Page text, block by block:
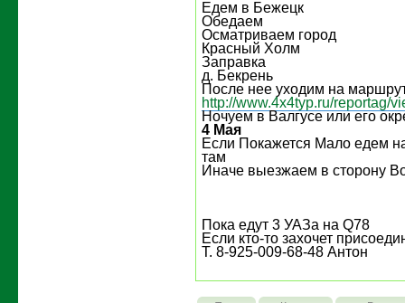
Едем в Бежецк
Обедаем
Осматриваем город
Красный Холм
Заправка
д. Бекрень
После нее уходим на
http://www.4x4typ.ru/reportag/
Ночуем в Валгусе или его
4 Мая
Если Покажется Мало едем
там
Иначе выезжаем в сторону
Пока едут 3 УАЗа на Q78
Если кто-то захочет
Т. 8-925-009-68-48 Антон